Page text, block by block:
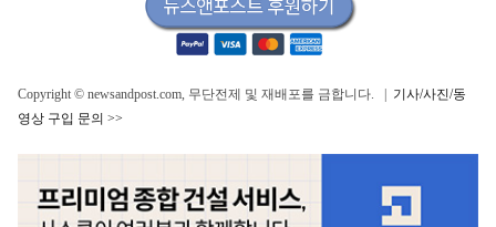
Copyright © newsandpost.com, 무단전제 및 재배포를 금합니다. | 기사/사진/동
영상 구입 문의 >>